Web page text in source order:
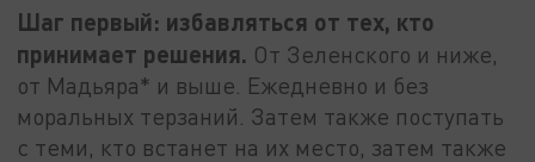
Шаг первый: избавляться от тех, кто
принимает решения. От Зеленского и ниже,
от Мадьяра* и выше. Ежедневно и без
моральных терзаний. Затем также поступать
с теми, кто встанет на их место, затем также